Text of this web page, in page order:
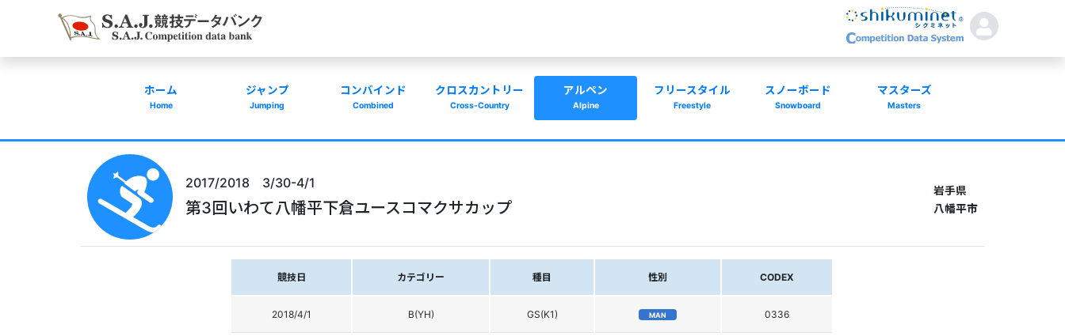
ホーム
Home
ジャンプ
Jumping
コンバインド
Combined
クロスカントリー
Cross-Country
アルペン
Alpine
フリースタイル
Freestyle
スノーボード
Snowboard
マスターズ
Masters
2017/2018 3/30-4/1
第3回いわて八幡平下倉ユースコマクサカップ
岩手県
八幡平市
競技日 カテゴリー 種目 性別 CODEX
2018/4/1 B(YH) GS(K1) MAN 0336